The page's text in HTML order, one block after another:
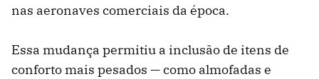
nas aeronaves comerciais da época.
Essa mudança permitiu a inclusão de itens de
conforto mais pesados ​​— como almofadas e